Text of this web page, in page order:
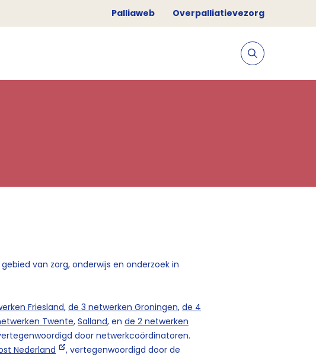
Palliaweb Overpalliatievezorg
van zorg, onderwijs en onderzoek in
Friesland, de 3 netwerken Groningen, de 4
Twente, Salland, en de 2 netwerken
door netwerkcoördinatoren.
Nederland
, vertegenwoordigd door de